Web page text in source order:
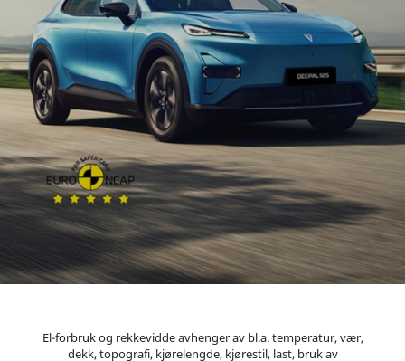
El-forbruk og rekkevidde avhenger av bl.a. temperatur, vær,
dekk, topografi, kjørelengde, kjørestil, last, bruk av